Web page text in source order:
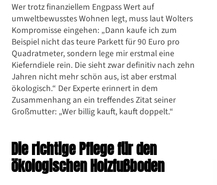
Wer trotz finanziellem Engpass Wert auf
umweltbewusstes Wohnen legt, muss laut Wolters
Kompromisse eingehen: „Dann kaufe ich zum
Beispiel nicht das teure Parkett für 90 Euro pro
Quadratmeter, sondern lege mir erstmal eine
Kieferndiele rein. Die sieht zwar definitiv nach zehn
Jahren nicht mehr schön aus, ist aber erstmal
ökologisch.“ Der Experte erinnert in dem
Zusammenhang an ein treffendes Zitat seiner
Großmutter: „Wer billig kauft, kauft doppelt.“
Die richtige Pflege für den
ökologischen Holzfußboden